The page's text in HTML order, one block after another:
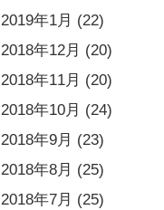
2019年1月 (22)
2018年12月 (20)
2018年11月 (20)
2018年10月 (24)
2018年9月 (23)
2018年8月 (25)
2018年7月 (25)